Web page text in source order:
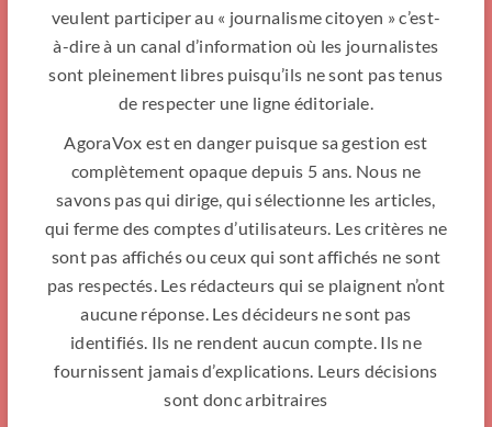
veulent participer au « journalisme citoyen » c’est-
à-dire à un canal d’information où les journalistes
sont pleinement libres puisqu’ils ne sont pas tenus
de respecter une ligne éditoriale.
AgoraVox est en danger puisque sa gestion est
complètement opaque depuis 5 ans. Nous ne
savons pas qui dirige, qui sélectionne les articles,
qui ferme des comptes d’utilisateurs. Les critères ne
sont pas affichés ou ceux qui sont affichés ne sont
pas respectés. Les rédacteurs qui se plaignent n’ont
aucune réponse. Les décideurs ne sont pas
identifiés. Ils ne rendent aucun compte. Ils ne
fournissent jamais d’explications. Leurs décisions
sont donc arbitraires